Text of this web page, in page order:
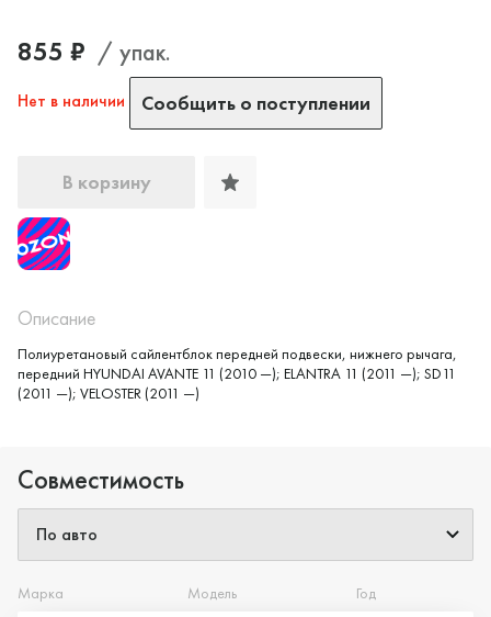
855 ₽ / упак.
Нет в наличии Сообщить о поступлении
В корзину
Описание
Полиуретановый сайлентблок передней подвески, нижнего рычага,
передний HYUNDAI AVANTE 11 (2010 —); ELANTRA 11 (2011 —); SD11
(2011 —); VELOSTER (2011 —)
Совместимость
Марка Модель Год